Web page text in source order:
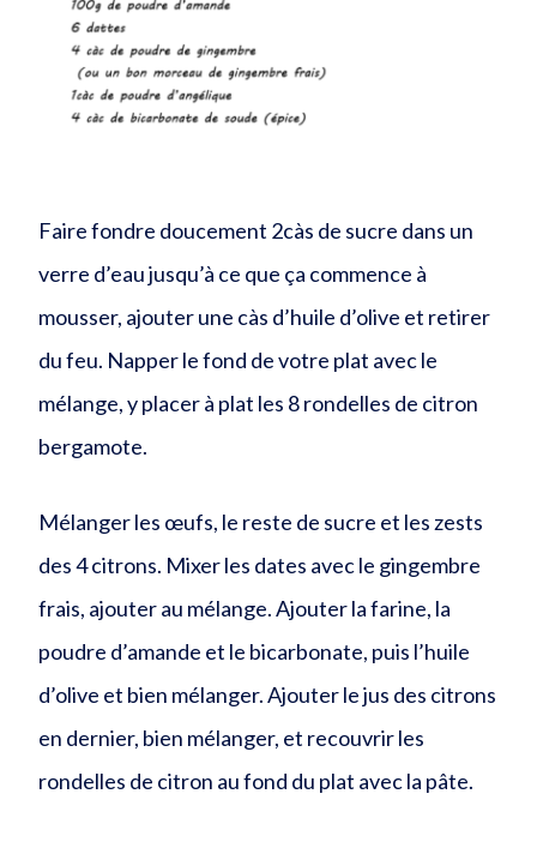
Faire fondre doucement 2càs de sucre dans un
verre d’eau jusqu’à ce que ça commence à
mousser, ajouter une càs d’huile d’olive et retirer
du feu. Napper le fond de votre plat avec le
mélange, y placer à plat les 8 rondelles de citron
bergamote.
Mélanger les œufs, le reste de sucre et les zests
des 4 citrons. Mixer les dates avec le gingembre
frais, ajouter au mélange. Ajouter la farine, la
poudre d’amande et le bicarbonate, puis l’huile
d’olive et bien mélanger. Ajouter le jus des citrons
en dernier, bien mélanger, et recouvrir les
rondelles de citron au fond du plat avec la pâte.